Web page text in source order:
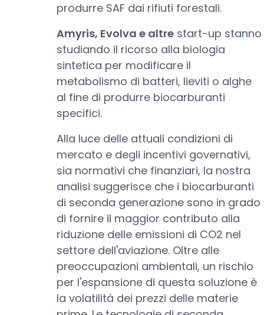
produrre SAF dai rifiuti forestali.
Amyris, Evolva e altre start-up stanno
studiando il ricorso alla biologia
sintetica per modificare il
metabolismo di batteri, lieviti o alghe
al fine di produrre biocarburanti
specifici.
Alla luce delle attuali condizioni di
mercato e degli incentivi governativi,
sia normativi che finanziari, la nostra
analisi suggerisce che i biocarburanti
di seconda generazione sono in grado
di fornire il maggior contributo alla
riduzione delle emissioni di CO2 nel
settore dell'aviazione. Oltre alle
preoccupazioni ambientali, un rischio
per l'espansione di questa soluzione è
la volatilità dei prezzi delle materie